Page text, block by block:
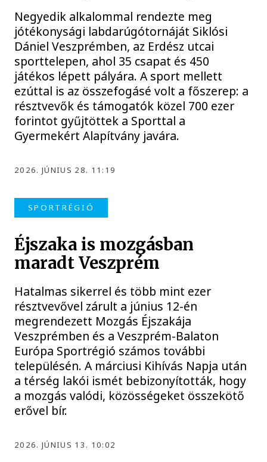
Negyedik alkalommal rendezte meg
jótékonysági labdarúgótornáját Siklósi
Dániel Veszprémben, az Erdész utcai
sporttelepen, ahol 35 csapat és 450
játékos lépett pályára. A sport mellett
ezúttal is az összefogásé volt a főszerep: a
résztvevők és támogatók közel 700 ezer
forintot gyűjtöttek a Sporttal a
Gyermekért Alapítvány javára.
2026. JÚNIUS 28. 11:19
SPORTRÉGIÓ
Éjszaka is mozgásban
maradt Veszprém
Hatalmas sikerrel és több mint ezer
résztvevővel zárult a június 12-én
megrendezett Mozgás Éjszakája
Veszprémben és a Veszprém-Balaton
Európa Sportrégió számos további
településén. A márciusi Kihívás Napja után
a térség lakói ismét bebizonyították, hogy
a mozgás valódi, közösségeket összekötő
erővel bír.
2026. JÚNIUS 13. 10:02